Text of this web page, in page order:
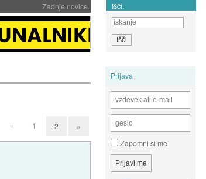
Zadnje novice Išči:
Prijava
Zapomni si me
« 1 2 »